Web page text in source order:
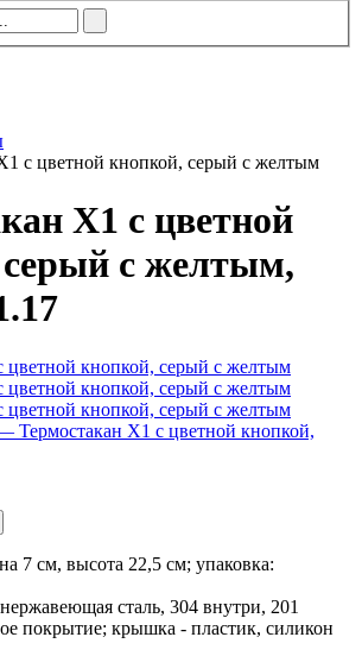
с цветной кнопкой, серый с желтым
X1 с цветной
с желтым,
7 см, высота 22,5 см; упаковка:
сталь, 304 внутри, 201
покрытие; крышка - пластик, силикон